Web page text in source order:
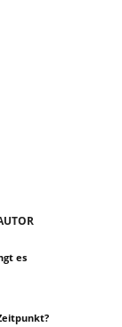
es